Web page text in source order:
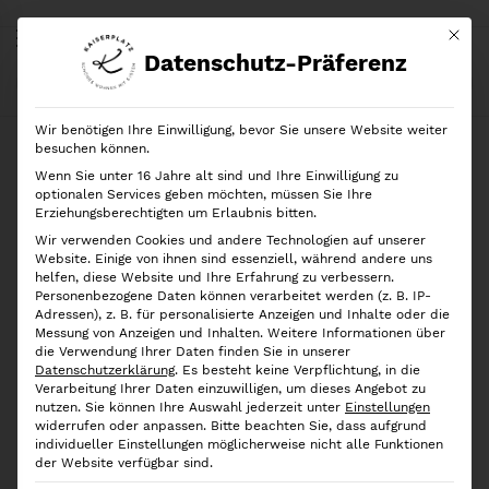
Shop Marken Rösle
Rösle
Gourmetzange Silikon
Ausverkauft!
Mit
Datenschutz-Präferenz
Wir benötigen Ihre Einwilligung, bevor Sie unsere Website weiter
besuchen können.
Wenn Sie unter 16 Jahre alt sind und Ihre Einwilligung zu
optionalen Services geben möchten, müssen Sie Ihre
Erziehungsberechtigten um Erlaubnis bitten.
Wir verwenden Cookies und andere Technologien auf unserer
Website. Einige von ihnen sind essenziell, während andere uns
helfen, diese Website und Ihre Erfahrung zu verbessern.
Personenbezogene Daten können verarbeitet werden (z. B. IP-
Adressen), z. B. für personalisierte Anzeigen und Inhalte oder die
Messung von Anzeigen und Inhalten. Weitere Informationen über
die Verwendung Ihrer Daten finden Sie in unserer
Datenschutzerklärung. Es besteht keine Verpflichtung, in die
Verarbeitung Ihrer Daten einzuwilligen, um dieses Angebot zu
nutzen. Sie können Ihre Auswahl jederzeit unter Einstellungen
widerrufen oder anpassen. Bitte beachten Sie, dass aufgrund
individueller Einstellungen möglicherweise nicht alle Funktionen
der Website verfügbar sind.